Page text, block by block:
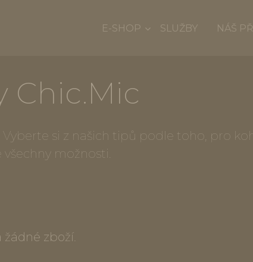
Chic.Mic
si z našich tipů podle toho, pro
možnosti.
zboží.
E-SHOP SLUŽBY NÁŠ